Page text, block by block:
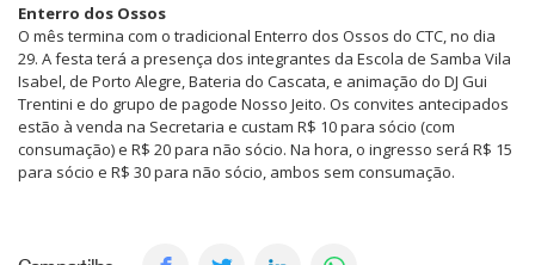
Enterro dos Ossos
O mês termina com o tradicional Enterro dos Ossos do CTC, no dia
29. A festa terá a presença dos integrantes da Escola de Samba Vila
Isabel, de Porto Alegre, Bateria do Cascata, e animação do DJ Gui
Trentini e do grupo de pagode Nosso Jeito. Os convites antecipados
estão à venda na Secretaria e custam R$ 10 para sócio (com
consumação) e R$ 20 para não sócio. Na hora, o ingresso será R$ 15
para sócio e R$ 30 para não sócio, ambos sem consumação.